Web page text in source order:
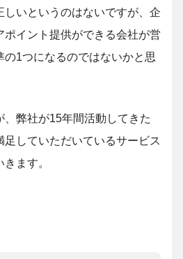
しいというのはないですが、企
イント提供ができる会社が営
の1つになるのではないかと思
弊社が15年間活動してきた
足していただいているサービス
ます。